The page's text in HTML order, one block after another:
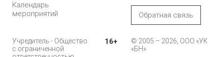
Календарь
мероприятий
Обратная связь
Учредитель - Общество
с ограниченной
16+
© 2005 – 2026, ООО «УК
«БН»